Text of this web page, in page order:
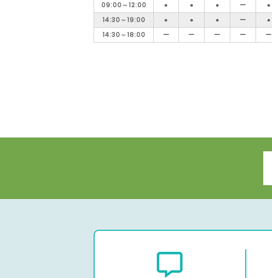
09:00～12:00
● ● ● ー ●
14:30～19:00
● ● ● ー ●
14:30～18:00
ー ー ー ー ー